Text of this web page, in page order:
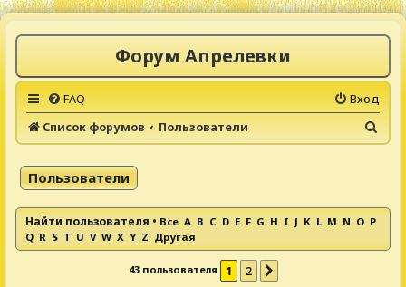
Форум Апрелевки
FAQ
Вход
Список форумов
Пользователи
о
к
Пользователи
Найти пользователя • Все A B C D E F G H I J K L M N O P
Q R S T U V W X Y Z Другая
43 пользователя 1 2